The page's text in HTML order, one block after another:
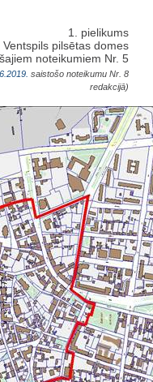
1. pielikums
pilsētas domes
noteikumiem Nr. 5
saistošo noteikumu Nr. 8
redakcijā)